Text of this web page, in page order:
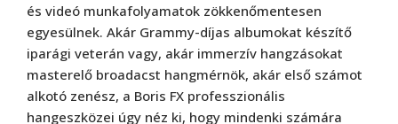
és videó munkafolyamatok zökkenőmentesen
egyesülnek. Akár Grammy-díjas albumokat készítő
iparági veterán vagy, akár immerzív hangzásokat
masterelő broadacst hangmérnök, akár első számot
alkotó zenész, a Boris FX professzionális
hangeszközei úgy néz ki, hogy mindenki számára